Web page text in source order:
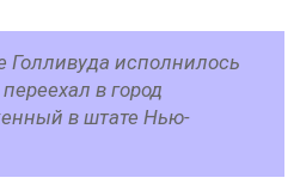
Голливуда исполнилось
в город
в штате Нью-